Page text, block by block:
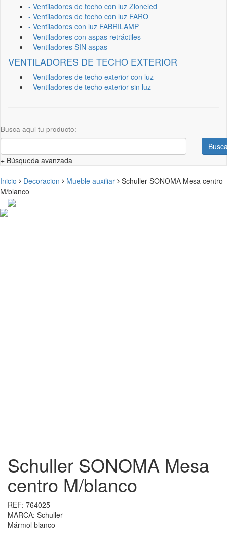
- Ventiladores de techo con luz Zioneled
- Ventiladores de techo con luz FARO
- Ventiladores con luz FABRILAMP
- Ventiladores con aspas retráctiles
- Ventiladores SIN aspas
VENTILADORES DE TECHO EXTERIOR
- Ventiladores de techo exterior con luz
- Ventiladores de techo exterior sin luz
Busca aqui tu producto:
+ Búsqueda avanzada
Inicio Decoracion Mueble auxiliar
Schuller SONOMA Mesa centro
M/blanco
Schuller SONOMA Mesa
centro M/blanco
REF: 764025
MARCA: Schuller
Mármol blanco